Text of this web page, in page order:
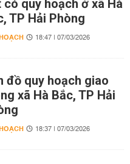
có quy hoạch ở xã Hà
TP Hải Phòng
18:47 | 07/03/2026
đồ quy hoạch giao
xã Hà Bắc, TP Hải
18:37 | 07/03/2026